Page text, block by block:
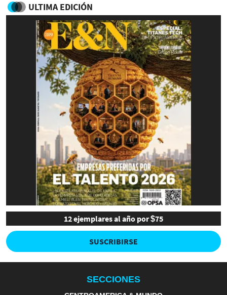
ULTIMA EDICIÓN
12 ejemplares al año por $75
SUSCRIBIRSE
SECCIONES